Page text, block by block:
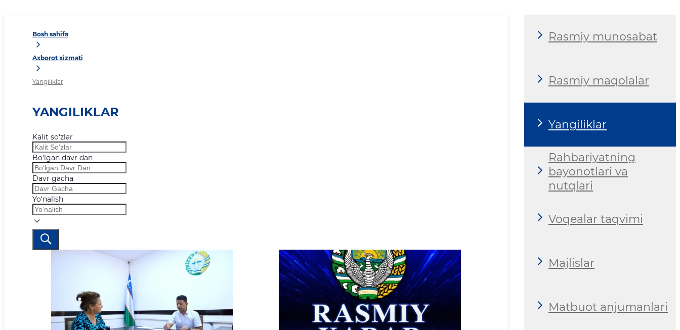
Bosh sahifa
Axborot xizmati
Yangiliklar
YANGILIKLAR
Kalit so‘zlar
Bo‘lgan davr dan
Davr gacha
Yo‘nalish
Rasmiy munosabat
Rasmiy maqolalar
Yangiliklar
Rahbariyatning
bayonotlari va
nutqlari
Voqealar taqvimi
Majlislar
Matbuot anjumanlari